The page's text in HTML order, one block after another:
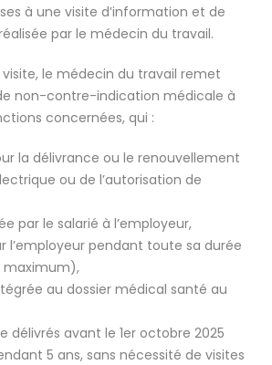
à une visite d’information et de
par le médecin du travail.
visite, le médecin du travail remet
non-contre-indication médicale à
concernées, qui :
la délivrance ou le renouvellement
ou de l’autorisation de
par le salarié à l’employeur,
l’employeur pendant toute sa durée
maximum),
au dossier médical santé au
délivrés avant le 1er octobre 2025
5 ans, sans nécessité de visites